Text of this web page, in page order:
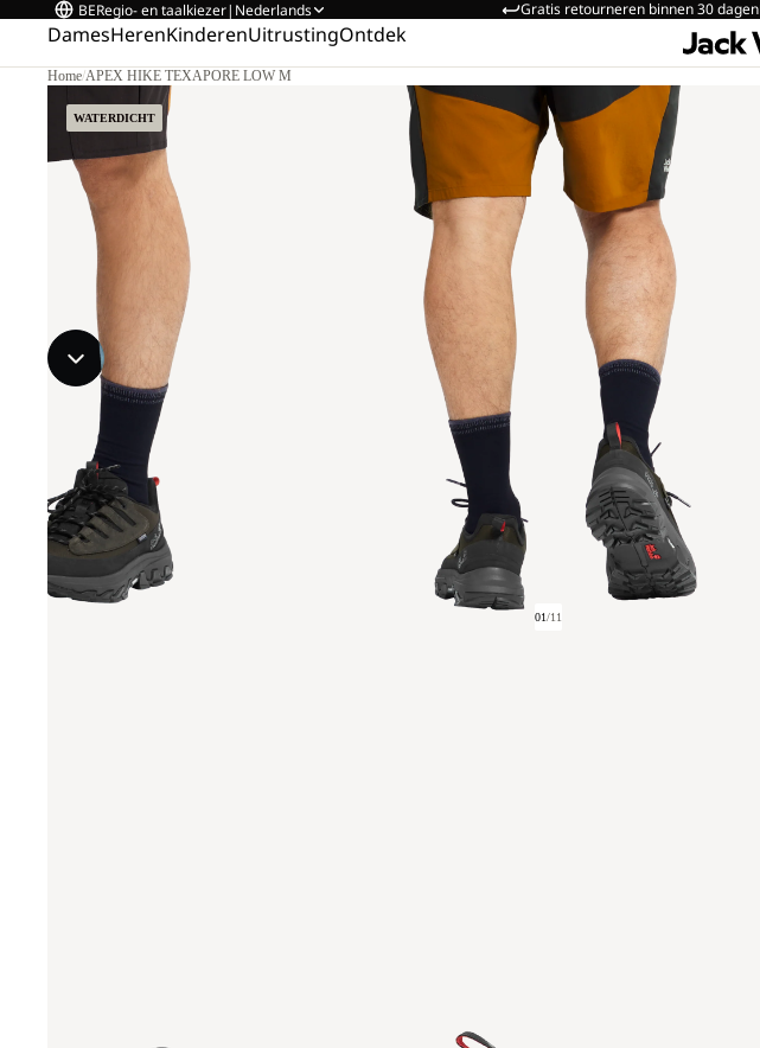
Gratis retourneren binnen 30 dagen
BERegio- en taalkiezer| Nederlands
DamesHerenKinderenUitrustingOntdek
Home/APEX HIKE TEXAPORE LOW M
WATERDICHT
01/11